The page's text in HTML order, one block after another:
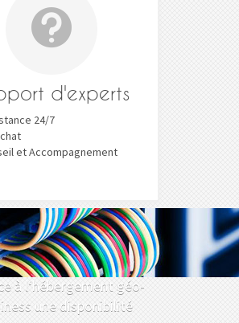
d'experts
24/7
et Accompagnement
à l‘hébergement géo-
une disponibilité